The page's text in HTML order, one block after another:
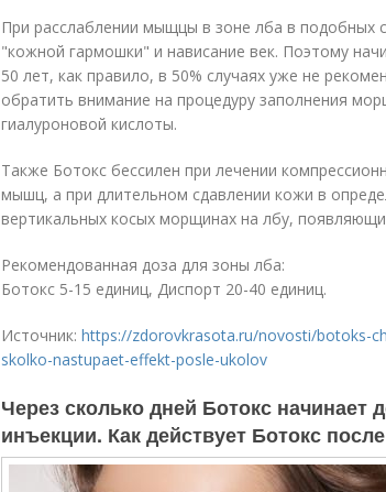
При расслаблении мыщцы в зоне лба в подобных
"кожной гармошки" и нависание век. Поэтому
50 лет, как правило, в 50% случаях уже не
обратить внимание на процедуру заполнения
гиалуроновой кислоты.
Также Ботокс бессилен при лечении
мышц, а при длительном сдавлении кожи в
вертикальных косых морщинах на лбу,
Рекомендованная доза для зоны лба:
Ботокс 5-15 единиц, Диспорт 20-40 единиц.
Источник: https://zdorovkrasota.ru/novosti/botoks-
skolko-nastupaet-effekt-posle-ukolov
Через сколько дней Ботокс начинает
инъекции. Как действует Ботокс